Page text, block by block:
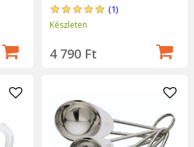
(1)
Készleten
4 790 Ft